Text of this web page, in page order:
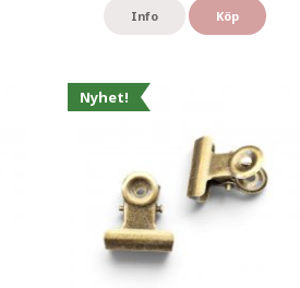
Info Köp
Nyhet!